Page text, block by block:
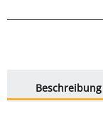
Beschreibung